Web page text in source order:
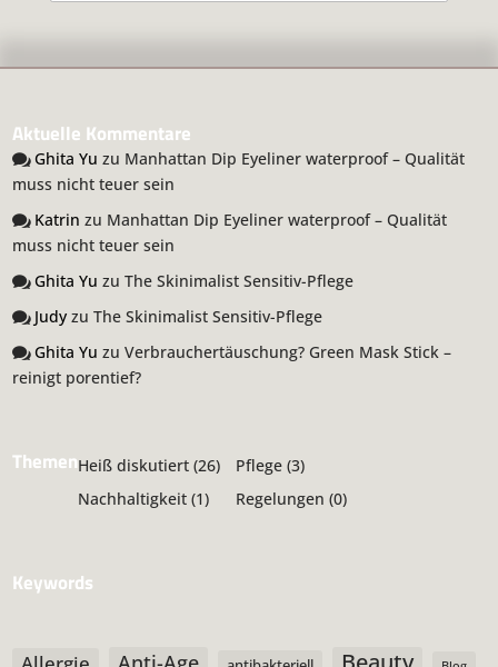
Aktuelle Kommentare
Ghita Yu zu Manhattan Dip Eyeliner waterproof – Qualität
muss nicht teuer sein
Katrin zu Manhattan Dip Eyeliner waterproof – Qualität
muss nicht teuer sein
Ghita Yu zuThe Skinimalist Sensitiv-Pflege
Judy zuThe Skinimalist Sensitiv-Pflege
Ghita Yu zuVerbrauchertäuschung? Green Mask Stick –
reinigt porentief?
ThemenHeiß diskutiert (26)
Nachhaltigkeit (1)
Pflege (3)
Regelungen (0)
Keywords